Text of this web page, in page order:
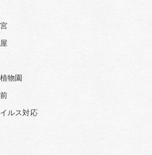
物園
ルス対応